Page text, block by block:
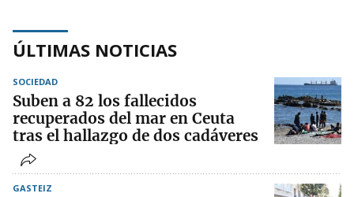
ÚLTIMAS NOTICIAS
SOCIEDAD
Suben a 82 los fallecidos
recuperados del mar en Ceuta
tras el hallazgo de dos cadáveres
GASTEIZ